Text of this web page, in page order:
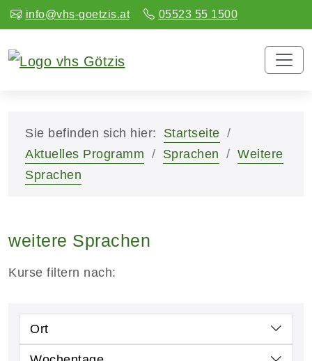
info@vhs-goetzis.at 05523 55 1500
Sie befinden sich hier:
Startseite
Aktuelles Programm
Sprachen
Weitere
Sprachen
weitere Sprachen
Kurse filtern nach:
Ort